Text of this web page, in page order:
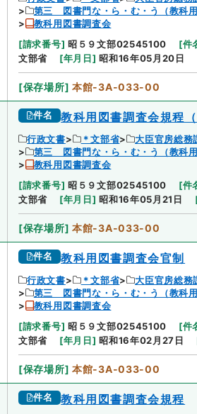
第三 図書門な・ら・む・う（教科
教科用図書調査会
[請求番号] 昭５９文部02545100 [件
文部省
[年月日] 昭和16年05月20日
[保存場所] 本館-3A-033-00
件名 教科用図書調査会規程（
行政文書 ＊文部省 大臣官房総務
第三 図書門な・ら・む・う（教科
教科用図書調査会
[請求番号] 昭５９文部02545100 [件
文部省
[年月日] 昭和16年05月21日
[保存場所] 本館-3A-033-00
件名 教科用図書調査会官制
行政文書 ＊文部省 大臣官房総務
第三 図書門な・ら・む・う（教科
教科用図書調査会
[請求番号] 昭５９文部02545100 [件
文部省
[年月日] 昭和16年02月27日
[保存場所] 本館-3A-033-00
件名 教科用図書調査会規程